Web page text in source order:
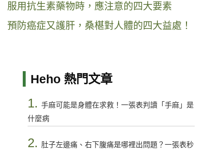
服用抗生素藥物時，應注意的四大要素
預防癌症又護肝，桑椹對人體的四大益處！
Heho 熱門文章
1. 手麻可能是身體在求救！一張表判讀「手麻」是
什麼病
2. 肚子左邊痛、右下腹痛是哪裡出問題？一張表秒